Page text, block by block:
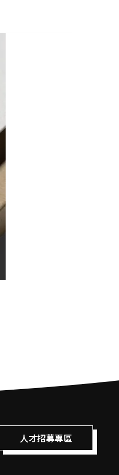
人才招募專區